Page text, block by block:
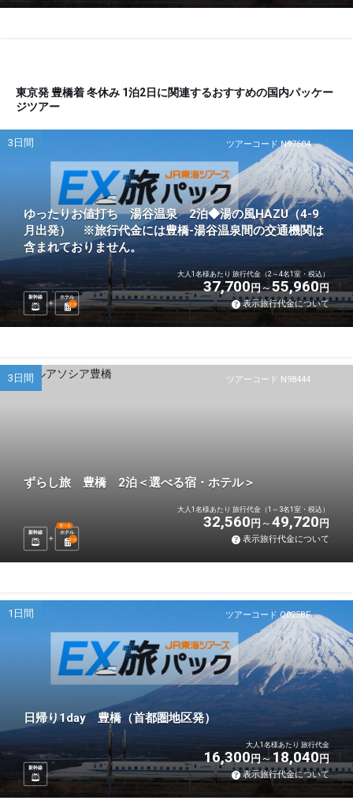
東京発 豊橋着 冬休み 1泊2日に関連するおすすめの国内パッケー
ジツアー
ツアーコード N97604
3日間
ゆったりお値打ち 湯谷温泉 2泊◆湯の風HAZU（4-9
月出発） ※旅行代金には豊橋-湯谷温泉間の交通機関は
含まれておりません。
新幹線
ホテル
2泊
大人1名様あたり 旅行代金（2～4名1室・税込）
37,700円 55,960円
表示旅行代金について
ツアーコード N98444
3日間
ずらし旅 豊橋 2泊＜選べる宿・ホテル＞
新幹線 ホテル
選べる
2泊
大人1名様あたり 旅行代金（1～3名1室・税込）
32,560 円 49,720 円
表示旅行代金について
ツアーコード Q025BF
1日間
日帰り1day 豊橋（首都圏地区発）
新幹線
大人1名様あたり 旅行代金
16,300円 18,040円
表示旅行代金について